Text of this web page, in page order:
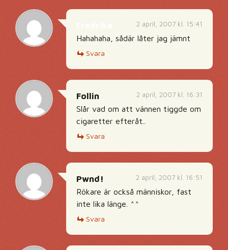
2 april, 2007 kl. 15:41
Hahahaha, sådär låter jag jämnt
Svara
2 april, 2007 kl. 16:31
Follin
Slår vad om att vännen tiggde om
cigaretter efteråt..
Svara
2 april, 2007 kl. 16:51
Pwnd!
Rökare är också människor, fast
inte lika länge. ^^
Svara